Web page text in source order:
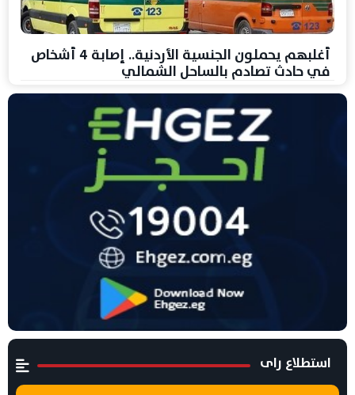
أغلبهم يحملون الجنسية الأردنية.. إصابة 4 أشخاص
في حادث تصادم بالساحل الشمالي
استطلاع راى